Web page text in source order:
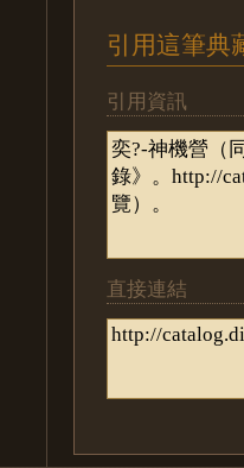
引用這筆
引用資訊
直接連結